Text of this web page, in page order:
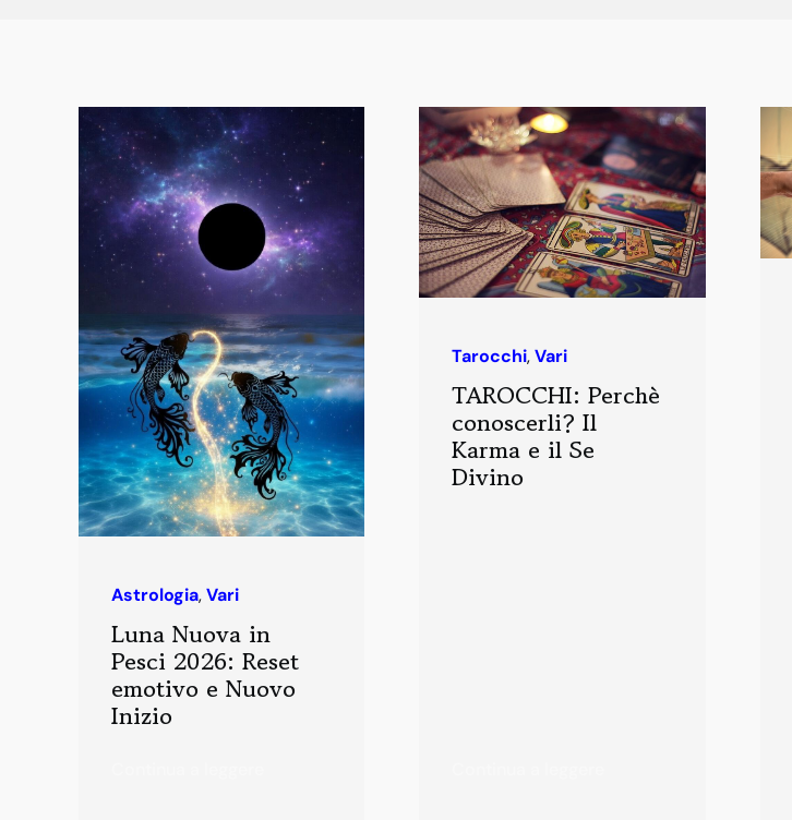
Astrologia,Vari
Luna Nuova in
Pesci 2026: Reset
emotivo e Nuovo
Inizio
Tarocchi,Vari
TAROCCHI: Perchè
conoscerli? Il
Karma e il Se
Divino